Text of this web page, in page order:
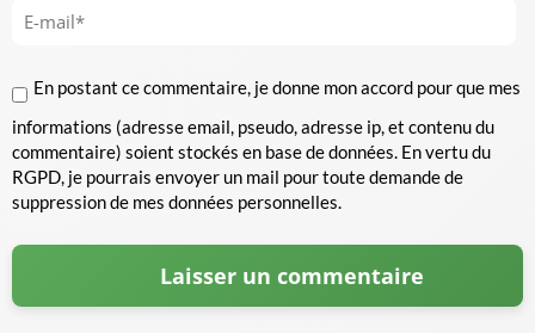
En postant ce commentaire, je donne mon accord pour que mes
informations (adresse email, pseudo, adresse ip, et contenu du
commentaire) soient stockés en base de données. En vertu du
RGPD, je pourrais envoyer un mail pour toute demande de
suppression de mes données personnelles.